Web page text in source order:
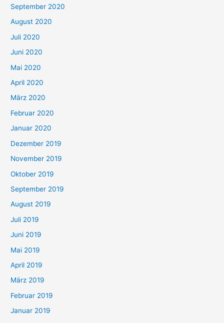
September 2020
August 2020
Juli 2020
Juni 2020
Mai 2020
April 2020
März 2020
Februar 2020
Januar 2020
Dezember 2019
November 2019
Oktober 2019
September 2019
August 2019
Juli 2019
Juni 2019
Mai 2019
April 2019
März 2019
Februar 2019
Januar 2019